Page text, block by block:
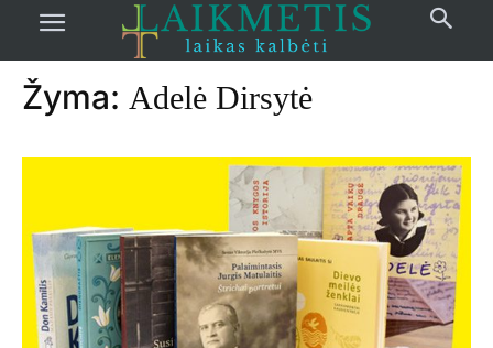
žymos Adelė Dirsytė
Žyma: Adelė Dirsytė